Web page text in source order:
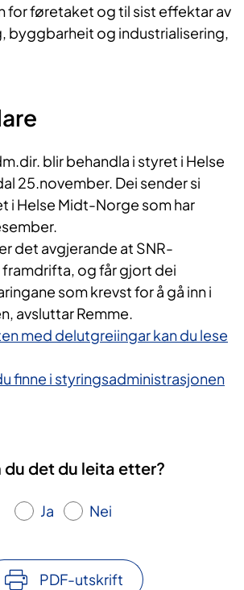
for føretaket og til sist effektar av
byggbarheit og industrialisering,
blir behandla i styret i Helse
25.november. Dei sender si
i Helse Midt-Norge som har
det avgjerande at SNR-
og får gjort dei
som krevst for å gå inn i
avsluttar Remme.
med delutgreiingar kan du lese
finne i styringsadministrasjonen
du det du leita etter?
Ja Nei
PDF-utskrift